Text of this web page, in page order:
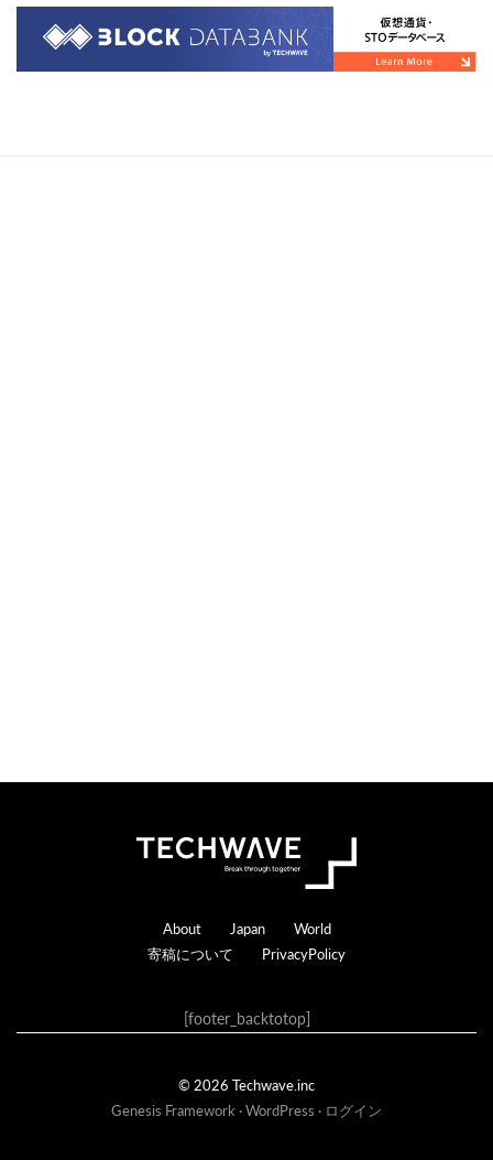
Footer
About Japan
World
寄稿について
PrivacyPolicy
[footer_backtotop]
© 2026 Techwave.inc
Genesis Framework ·WordPress · ログイン